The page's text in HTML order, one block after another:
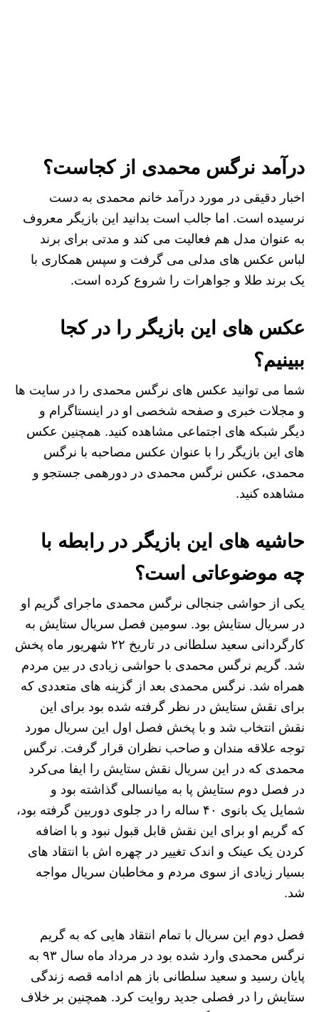
درآمد نرگس محمدی از کجاست؟
اخبار دقیقی در مورد درآمد خانم محمدی به دست
نرسیده است. اما جالب است بدانید این بازیگر معروف
به عنوان مدل هم فعالیت می‌ کند و مدتی برای برند
لباس عکس های مدلی می گرفت و سپس همکاری با
یک برند طلا و جواهرات را شروع کرده است.
عکس های این بازیگر را در کجا
ببینیم؟
شما می ‌توانید عکس‌ های نرگس محمدی را در سایت ها
و مجلات خبری و صفحه شخصی او در اینستاگرام و
دیگر شبکه‌ های اجتماعی مشاهده کنید. همچنین عکس
های این بازیگر را با عنوان عکس مصاحبه با نرگس
محمدی، عکس نرگس محمدی در دورهمی جستجو و
مشاهده کنید.
حاشیه های این بازیگر در رابطه با
چه موضوعاتی است؟
یکی از حواشی جنجالی نرگس محمدی ماجرای گریم او
در سریال ستایش بود. سومین فصل سریال ستایش به
کارگردانی سعید سلطانی در تاریخ ۲۲ شهریور ماه پخش
شد. گریم نرگس محمدی با حواشی زیادی در بین مردم
همراه شد. نرگس محمدی بعد از گزینه های متعددی که
برای نقش ستایش در نظر گرفته شده بود برای این
نقش انتخاب شد و با پخش فصل اول این سریال مورد
توجه علاقه مندان و صاحب نظران قرار گرفت. نرگس
محمدی که در این سریال نقش ستایش را ایفا می‌کرد
در فصل دوم ستایش پا به میانسالی گذاشته بود و
شمایل یک بانوی ۴۰ ساله را در جلوی دوربین گرفته بود،
که گریم او برای این نقش قابل قبول نبود و با اضافه
کردن یک عینک و اندک تغییر در چهره اش با انتقاد های
بسیار زیادی از سوی مردم و مخاطبان سریال مواجه
شد.
فصل دوم این سریال با تمام انتقاد هایی که به گریم
نرگس محمدی وارد شده بود در مرداد ماه سال ۹۳ به
پایان رسید و سعید سلطانی باز هم ادامه قصه زندگی
ستایش را در فصلی جدید روایت کرد. همچنین بر خلاف